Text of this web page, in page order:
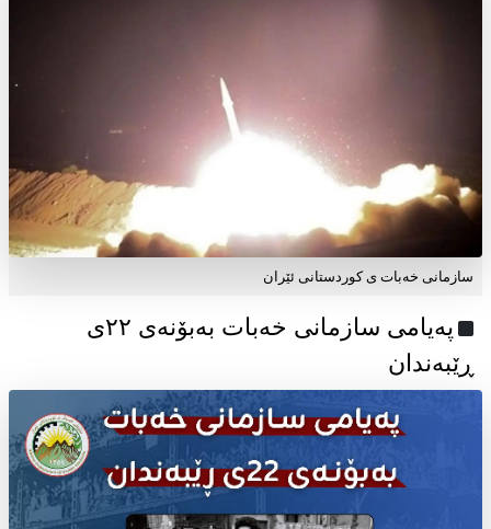
سازمانی خەبات ی کوردستانی ئێران
پەیامی سازمانی خەبات بەبۆنەی ۲۲ی
ڕێبەندان